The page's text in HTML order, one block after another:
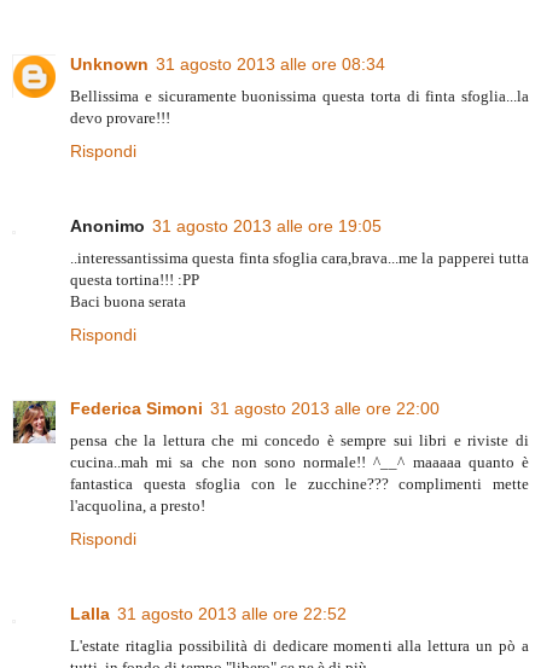
Unknown 31 agosto 2013 alle ore 08:34
Bellissima e sicuramente buonissima questa torta di finta sfoglia...la
devo provare!!!
Rispondi
Anonimo 31 agosto 2013 alle ore 19:05
..interessantissima questa finta sfoglia cara,brava...me la papperei tutta
questa tortina!!! :PP
Baci buona serata
Rispondi
Federica Simoni 31 agosto 2013 alle ore 22:00
pensa che la lettura che mi concedo è sempre sui libri e riviste di
cucina..mah mi sa che non sono normale!! ^__^ maaaaa quanto è
fantastica questa sfoglia con le zucchine??? complimenti mette
l'acquolina, a presto!
Rispondi
Lalla 31 agosto 2013 alle ore 22:52
L'estate ritaglia possibilità di dedicare momenti alla lettura un pò a